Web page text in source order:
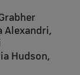
Alexandri,
Hudson,